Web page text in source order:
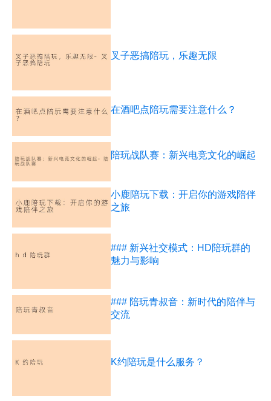
叉子恶搞陪玩，乐趣无限
在酒吧点陪玩需要注意什么？
陪玩战队赛：新兴电竞文化的崛起
小鹿陪玩下载：开启你的游戏陪伴
之旅
### 新兴社交模式：HD陪玩群的
魅力与影响
### 陪玩青叔音：新时代的陪伴与
交流
K约陪玩是什么服务？